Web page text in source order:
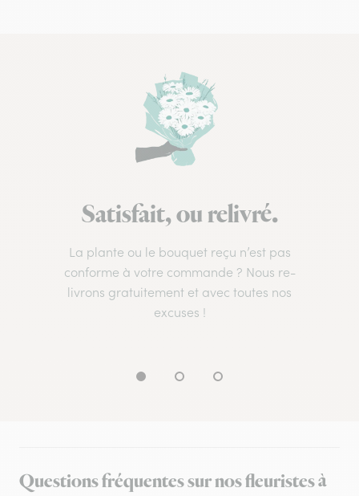
Satisfait, ou relivré.
La plante ou le bouquet reçu n’est pas
conforme à votre commande ? Nous re-
livrons gratuitement et avec toutes nos
excuses !
Questions fréquentes sur nos fleuristes à